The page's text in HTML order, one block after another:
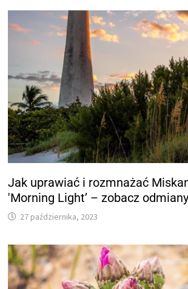
Jak uprawiać i rozmnażać
'Morning Light’ – zobacz
27 października, 2023